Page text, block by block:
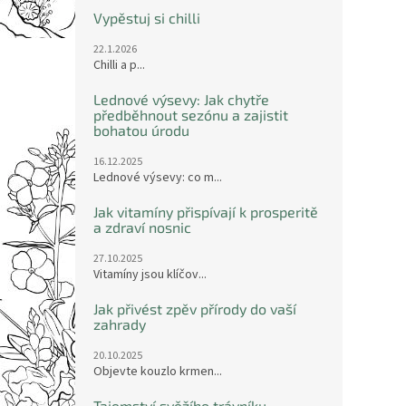
Vypěstuj si chilli
22.1.2026
Chilli a p...
Lednové výsevy: Jak chytře
předběhnout sezónu a zajistit
bohatou úrodu
16.12.2025
Lednové výsevy: co m...
Jak vitamíny přispívají k prosperitě
a zdraví nosnic
27.10.2025
Vitamíny jsou klíčov...
Jak přivést zpěv přírody do vaší
zahrady
20.10.2025
Objevte kouzlo krmen...